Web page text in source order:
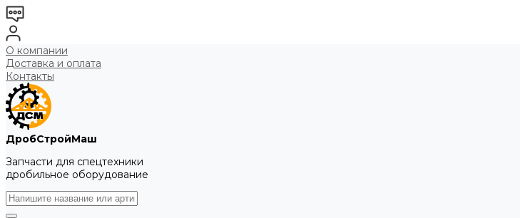
О компании
Доставка и оплата
Контакты
ДробСтройМаш
Запчасти для спецтехники
дробильное оборудование